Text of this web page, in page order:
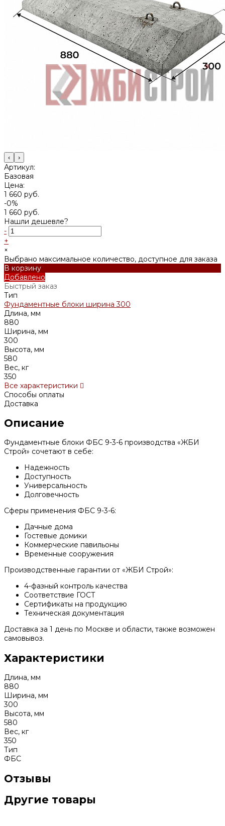
‹ ›
Артикул:
Базовая
Цена:
1 660 руб.
-0%
1 660 руб.
Нашли дешевле?
-
+
×
Выбрано максимальное количество, доступное для заказа
В корзину
Добавлено
Быстрый заказ
Тип
Фундаментные блоки ширина 300
Длина, мм
880
Ширина, мм
300
Высота, мм
580
Вес, кг
350
Все характеристики
Способы оплаты
Доставка
Описание
Фундаментные блоки ФБС 9-3-6 производства «ЖБИ
Строй» сочетают в себе:
Надежность
Доступность
Универсальность
Долговечность
Сферы применения ФБС 9-3-6:
Дачные дома
Гостевые домики
Коммерческие павильоны
Временные сооружения
Производственные гарантии от «ЖБИ Строй»:
4-фазный контроль качества
Соответствие ГОСТ
Сертификаты на продукцию
Техническая документация
Доставка за 1 день по Москве и области, также возможен
самовывоз.
Характеристики
Длина, мм
880
Ширина, мм
300
Высота, мм
580
Вес, кг
350
Тип
ФБС
Отзывы
Другие товары